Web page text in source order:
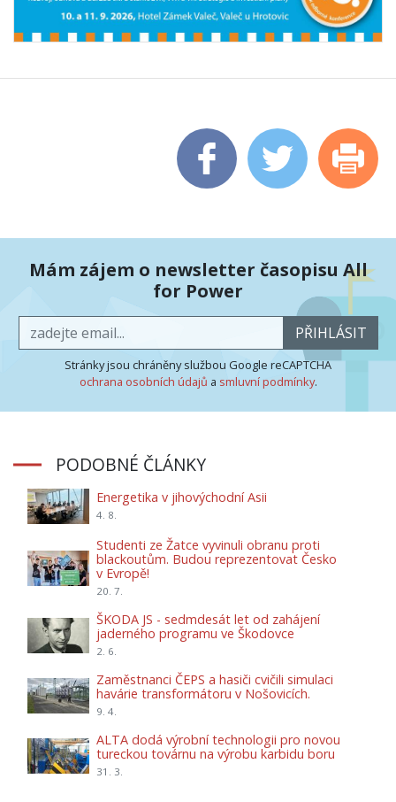
Mám zájem o newsletter časopisu All
for Power
PŘIHLÁSIT
Stránky jsou chráněny službou Google reCAPTCHA
ochrana osobních údajů a smluvní podmínky.
PODOBNÉ ČLÁNKY
Energetika v jihovýchodní Asii
4. 8.
Studenti ze Žatce vyvinuli obranu proti
blackoutům. Budou reprezentovat Česko
v Evropě!
20. 7.
ŠKODA JS - sedmdesát let od zahájení
jaderného programu ve Škodovce
2. 6.
Zaměstnanci ČEPS a hasiči cvičili simulaci
havárie transformátoru v Nošovicích.
9. 4.
ALTA dodá výrobní technologii pro novou
tureckou továrnu na výrobu karbidu boru
31. 3.